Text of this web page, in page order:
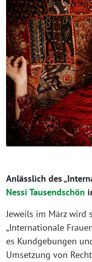
Anlässlich des
Nessi Tausendschön
Jeweils im März wird
„Internationale
es Kundgebungen
Umsetzung von